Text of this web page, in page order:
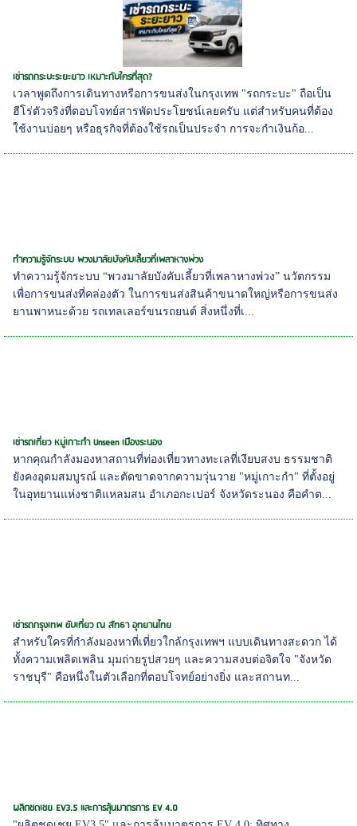
เช่ารถกระบะระยะยาว เหมาะกับใครที่สุด?
เวลาพูดถึงการเดินทางหรือการขนส่งในกรุงเทพ "รถกระบะ" ถือเป็น
ฮีโร่ตัวจริงที่ตอบโจทย์สารพัดประโยชน์เลยครับ แต่สำหรับคนที่ต้อง
ใช้งานบ่อยๆ หรือธุรกิจที่ต้องใช้รถเป็นประจำ การจะกำเงินก้อ...
ทำความรู้จักระบบ พวงมาลัยบังคับเลี้ยวที่เพลาหางพ่วง
ทำความรู้จักระบบ “พวงมาลัยบังคับเลี้ยวที่เพลาหางพ่วง” นวัตกรรม
เพื่อการขนส่งที่คล่องตัว ในการขนส่งสินค้าขนาดใหญ่หรือการขนส่ง
ยานพาหนะด้วย รถเทลเลอร์ขนรถยนต์ สิ่งหนึ่งที่เ...
เช่ารถเที่ยว หมู่เกาะกำ Unseen เมืองระนอง
หากคุณกำลังมองหาสถานที่ท่องเที่ยวทางทะเลที่เงียบสงบ ธรรมชาติ
ยังคงอุดมสมบูรณ์ และตัดขาดจากความวุ่นวาย "หมู่เกาะกำ" ที่ตั้งอยู่
ในอุทยานแห่งชาติแหลมสน อำเภอกะเปอร์ จังหวัดระนอง คือคำต...
เช่ารถกรุงเทพ ขับเที่ยว ณ สัทธา อุทยานไทย
สำหรับใครที่กำลังมองหาที่เที่ยวใกล้กรุงเทพฯ แบบเดินทางสะดวก ได้
ทั้งความเพลิดเพลิน มุมถ่ายรูปสวยๆ และความสงบต่อจิตใจ "จังหวัด
ราชบุรี" คือหนึ่งในตัวเลือกที่ตอบโจทย์อย่างยิ่ง และสถานท...
ผลิตชดเชย EV3.5 และการลุ้นมาตรการ EV 4.0